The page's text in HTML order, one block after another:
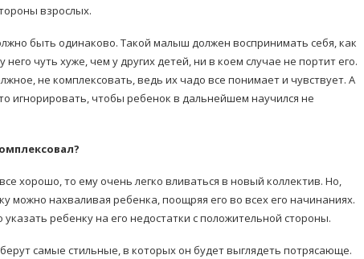
взрослых.
быть одинаково. Такой малыш должен воспринимать себя, как
чуть хуже, чем у других детей, ни в коем случае не портит его.
не комплексовать, ведь их чадо все понимает и чувствует. А
игнорировать, чтобы ребенок в дальнейшем научился не
хорошо, то ему очень легко вливаться в новый коллектив. Но,
можно нахваливая ребенка, поощряя его во всех его начинаниях.
ребенку на его недостатки с положительной стороны.
самые стильные, в которых он будет выглядеть потрясающе.